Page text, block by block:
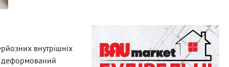
внутрішніх
деформований